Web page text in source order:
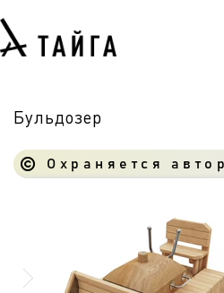
Бульдозер
Охраняется